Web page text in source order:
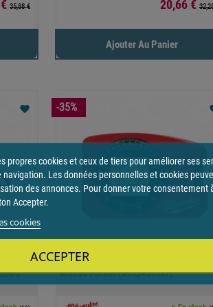
35,88 € Prix
20,66 €
Ajouter Au Panier
2
favorite
Niveau Pocket (4932459597)
-35%
propres cookies et ceux de tiers pour améliorer ses
Les données personnelles et cookies
des annonces. Pour donner votre consentement
Accepter.
cookies
ACCEPTER